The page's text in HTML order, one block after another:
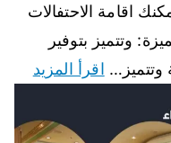
اقامة الاحتفالات
وتتميز بتوفير
اقرأ المزيد